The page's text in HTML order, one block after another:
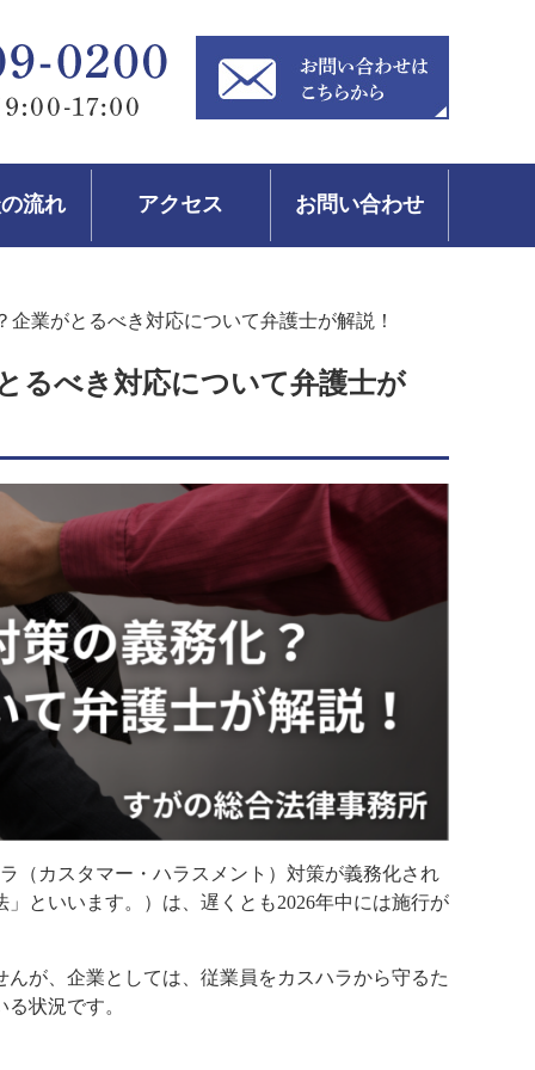
流れ アクセス お問い合わせ
企業がとるべき対応について弁護士が解説！
るべき対応について弁護士が
（カスタマー・ハラスメント）対策が義務化され
といいます。）は、遅くとも2026年中には施行が
が、企業としては、従業員をカスハラから守るた
状況です。